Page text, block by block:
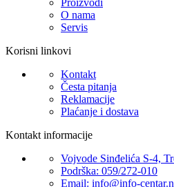
O nama
Servis
Korisni linkovi
Kontakt
Česta pitanja
Reklamacije
Plaćanje i dostava
Kontakt informacije
Vojvode Sinđelića S-4,
Podrška: 059/272-010
Email: info@info-